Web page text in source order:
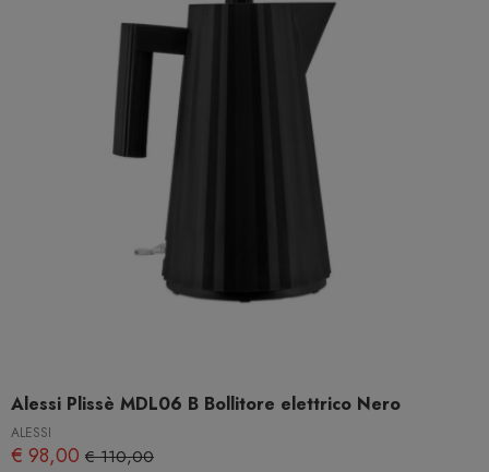
Alessi Plissè MDL06 B Bollitore elettrico Nero
ALESSI
€ 98,00 € 110,00